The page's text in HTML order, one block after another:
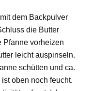
dem Backpulver
die Butter
Pfanne vorheizen
leicht auspinseln.
schütten und ca.
oben noch feucht.